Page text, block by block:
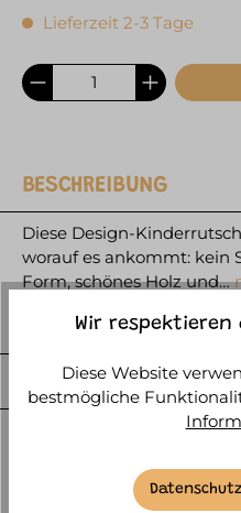
Lieferzeit 2-3 Tage
BESCHREIBUNG
Diese Design-
worauf es ankommt: kein
Form, schönes Holz und…
HERSTELLER
WEITERE ARTIKELINFOS
Wir respektieren
Diese Website
bestmögliche